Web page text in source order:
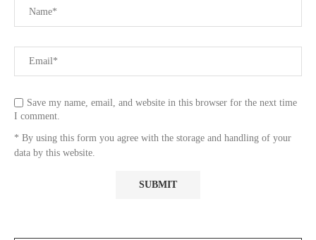
Save my name, email, and website in this browser for the next time
I comment.
* By using this form you agree with the storage and handling of your
data by this website.